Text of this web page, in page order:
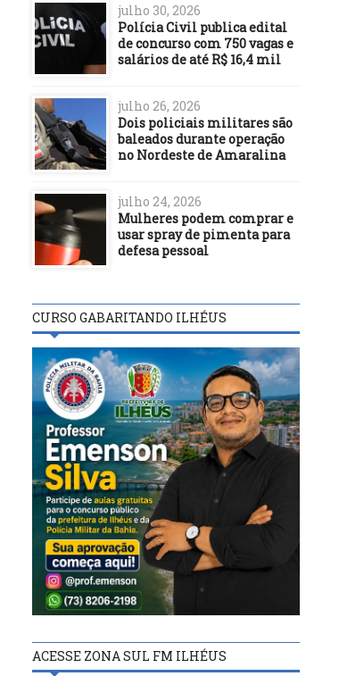
julho 30, 2026
Polícia Civil publica edital
de concurso com 750 vagas e
salários de até R$ 16,4 mil
julho 26, 2026
Dois policiais militares são
baleados durante operação
no Nordeste de Amaralina
julho 24, 2026
Mulheres podem comprar e
usar spray de pimenta para
defesa pessoal
CURSO GABARITANDO ILHÉUS
ACESSE ZONA SUL FM ILHÉUS